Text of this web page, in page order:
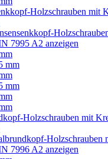
Holzschrauben mit
7995 A2 anzeigen
mm
mm
Holzschrauben mit
Holzschrauben
7996 A2 anzeigen